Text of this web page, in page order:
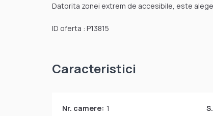
Datorita zonei extrem de accesibile, este
ID oferta : P13815
Caracteristici
Nr. camere: 1